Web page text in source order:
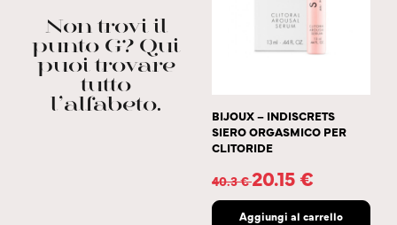
Non trovi il
punto G? Qui
puoi trovare
tutto
l’alfabeto.
BIJOUX – INDISCRETS
SIERO ORGASMICO PER
CLITORIDE
40.3€20.15€
Aggiungi al carrello